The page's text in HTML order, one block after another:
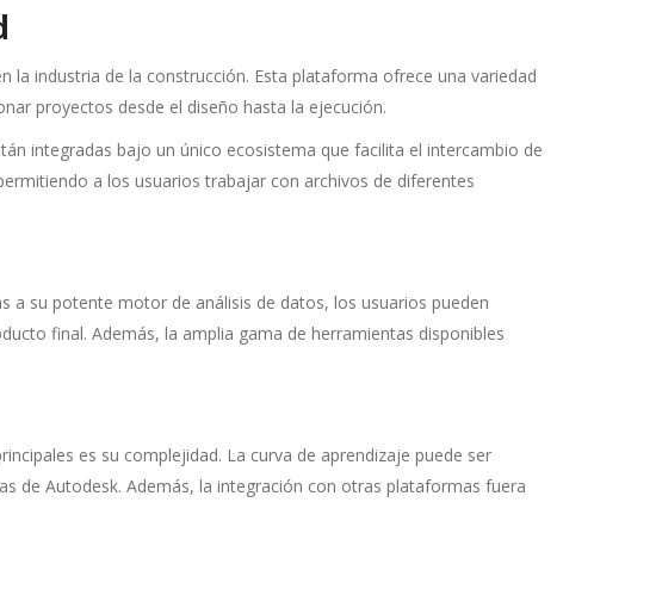
industria de la construcción. Esta plataforma ofrece una variedad
proyectos desde el diseño hasta la ejecución.
integradas bajo un único ecosistema que facilita el intercambio de
a los usuarios trabajar con archivos de diferentes
a su potente motor de análisis de datos, los usuarios pueden
final. Además, la amplia gama de herramientas disponibles
es su complejidad. La curva de aprendizaje puede ser
de Autodesk. Además, la integración con otras plataformas fuera